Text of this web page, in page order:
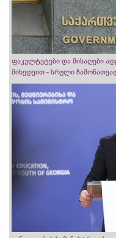
ფაკულტეტები და მისაღები
მიხედვით - სრული